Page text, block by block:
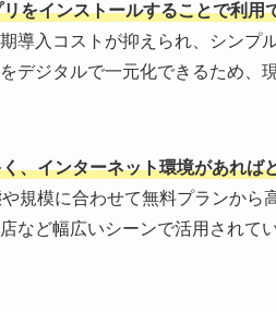
をインストールすることで利用
導入コストが抑えられ、シンプ
デジタルで一元化できるため、
、インターネット環境があれば
規模に合わせて無料プランから
など幅広いシーンで活用されてい